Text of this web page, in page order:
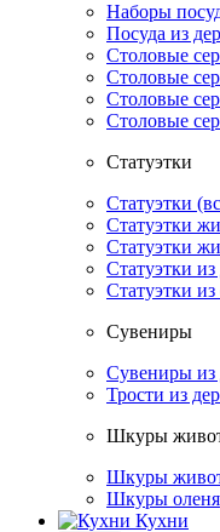
Наборы
Посуда из
Столовые
Столовые
Столовые
Столовые
Статуэтки
Статуэтки
Статуэтки
Статуэтки
Статуэтки из
Статуэтки
Сувениры
Сувениры из
Трости из
Шкуры
Шкуры
Шкуры оленя
Кухни